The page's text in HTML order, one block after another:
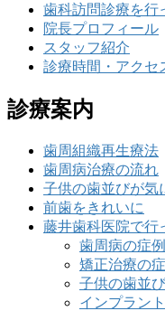
歯科訪問診療を行
院長プロフィール
スタッフ紹介
診療時間・アクセ
診療案内
歯周組織再生療法
歯周病治療の流れ
子供の歯並びが気
前歯をきれいに
藤井歯科医院で行
歯周病の症例
矯正治療の
子供の歯並
インプラン